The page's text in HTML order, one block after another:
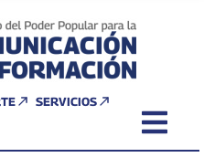
SERVICIOS